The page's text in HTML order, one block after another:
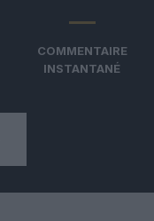
COMMENTAIRE
INSTANTANÉ